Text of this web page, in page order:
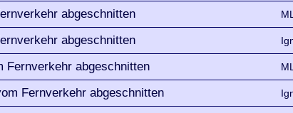
abgeschnitten
abgeschnitten
Fernverkehr abgeschnitten
Fernverkehr abgeschnitten